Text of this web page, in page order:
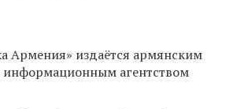
Армения» издаётся армянским
информационным агентством